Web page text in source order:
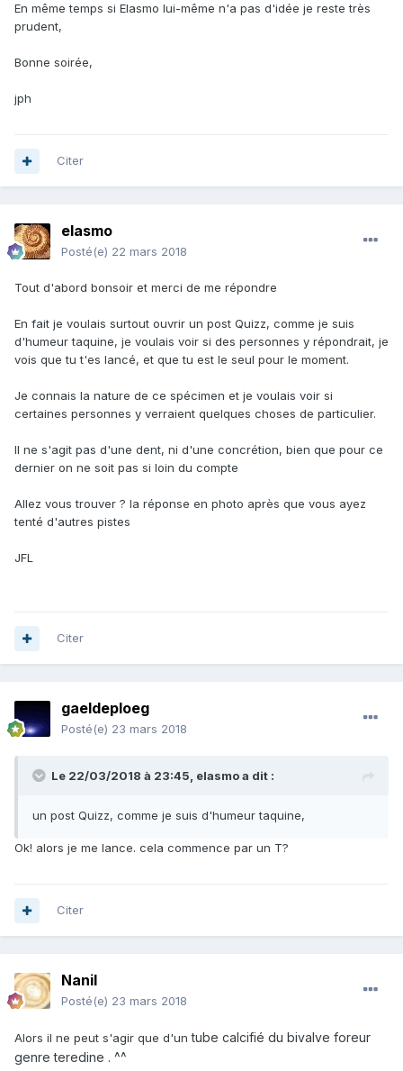
En même temps si Elasmo lui-même n'a pas d'idée je reste très
prudent,
Bonne soirée,
jph
Citer
elasmo
Posté(e) 22 mars 2018
Tout d'abord bonsoir et merci de me répondre
En fait je voulais surtout ouvrir un post Quizz, comme je suis
d'humeur taquine, je voulais voir si des personnes y répondrait, je
vois que tu t'es lancé, et que tu est le seul pour le moment.
Je connais la nature de ce spécimen et je voulais voir si
certaines personnes y verraient quelques choses de particulier.
Il ne s'agit pas d'une dent, ni d'une concrétion, bien que pour ce
dernier on ne soit pas si loin du compte
Allez vous trouver ? la réponse en photo après que vous ayez
tenté d'autres pistes
JFL
Citer
gaeldeploeg
Posté(e) 23 mars 2018
Le 22/03/2018 à 23:45, elasmoa dit :
un post Quizz, comme je suis d'humeur taquine,
Ok! alors je me lance. cela commence par un T?
Citer
Nanil
Posté(e) 23 mars 2018
Alors il ne peut s'agir que d'untube calcifié du bivalve foreur
genre teredine . ^^